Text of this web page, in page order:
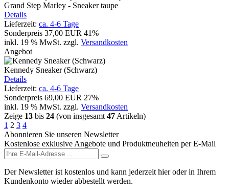
Grand Step Marley - Sneaker taupe
Details
Lieferzeit: ca. 4-6 Tage
Sonderpreis 37,00 EUR 41%
inkl. 19 % MwSt. zzgl. Versandkosten
Angebot
Kennedy Sneaker (Schwarz)
Details
Lieferzeit: ca. 4-6 Tage
Sonderpreis 69,00 EUR 27%
inkl. 19 % MwSt. zzgl. Versandkosten
Zeige 13 bis 24 (von insgesamt 47 Artikeln)
1 2 3 4
Abonnieren Sie unseren Newsletter
Kostenlose exklusive Angebote und Produktneuheiten per E-Mail
Der Newsletter ist kostenlos und kann jederzeit hier oder in Ihrem
Kundenkonto wieder abbestellt werden.